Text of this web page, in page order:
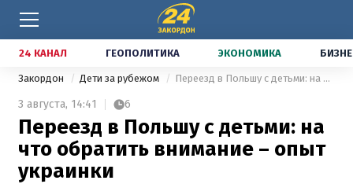
24 КАНАЛ ГЕОПОЛИТИКА ЭКОНОМИКА
Закордон Дети за рубежом Переезд в Польшу с детьми: на что обратить внимание – опыт украинки
3 августа, 14:41 6
Переезд в Польшу с детьми: на
что обратить внимание – опыт
украинки